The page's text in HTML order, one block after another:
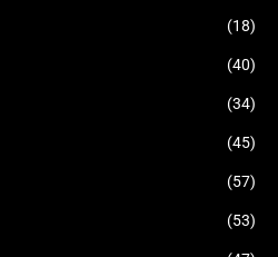
(18)
(40)
(34)
(45)
(57)
(53)